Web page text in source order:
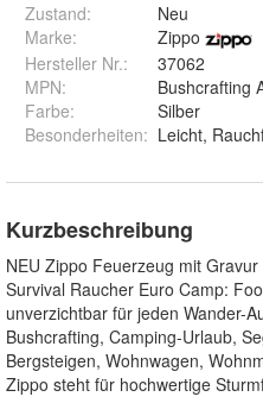
Zustand:
Neu
Marke:
Zippo
Hersteller Nr.:
37062
MPN:
Bushcrafting
Farbe:
Silber
Besonderheiten: Leicht,
Kurzbeschreibung
NEU Zippo Feuerzeug mit
Survival Raucher Euro Camp:
unverzichtbar für jeden Wander-
Bushcrafting, Camping-Urlaub,
Bergsteigen, Wohnwagen,
Zippo steht für hochwertige